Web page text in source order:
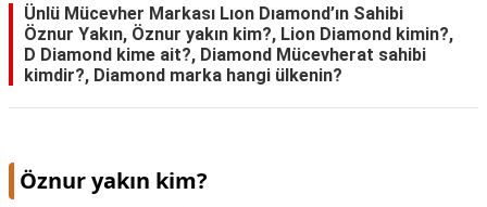
Ünlü Mücevher Markası Lıon Dıamond’ın Sahibi
Öznur Yakın, Öznur yakın kim?, Lion Diamond kimin?,
D Diamond kime ait?, Diamond Mücevherat sahibi
kimdir?, Diamond marka hangi ülkenin?
Öznur yakın kim?